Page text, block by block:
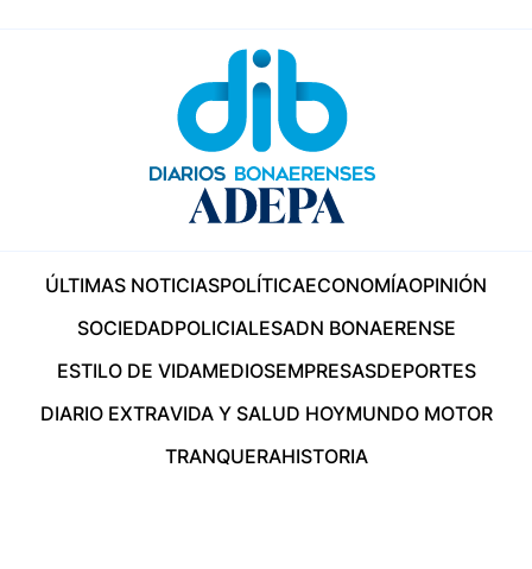
ÚLTIMAS NOTICIASPOLÍTICAECONOMÍAOPINIÓN
SOCIEDADPOLICIALESADN BONAERENSE
ESTILO DE VIDAMEDIOSEMPRESASDEPORTES
DIARIO EXTRAVIDA Y SALUD HOYMUNDO MOTOR
TRANQUERAHISTORIA